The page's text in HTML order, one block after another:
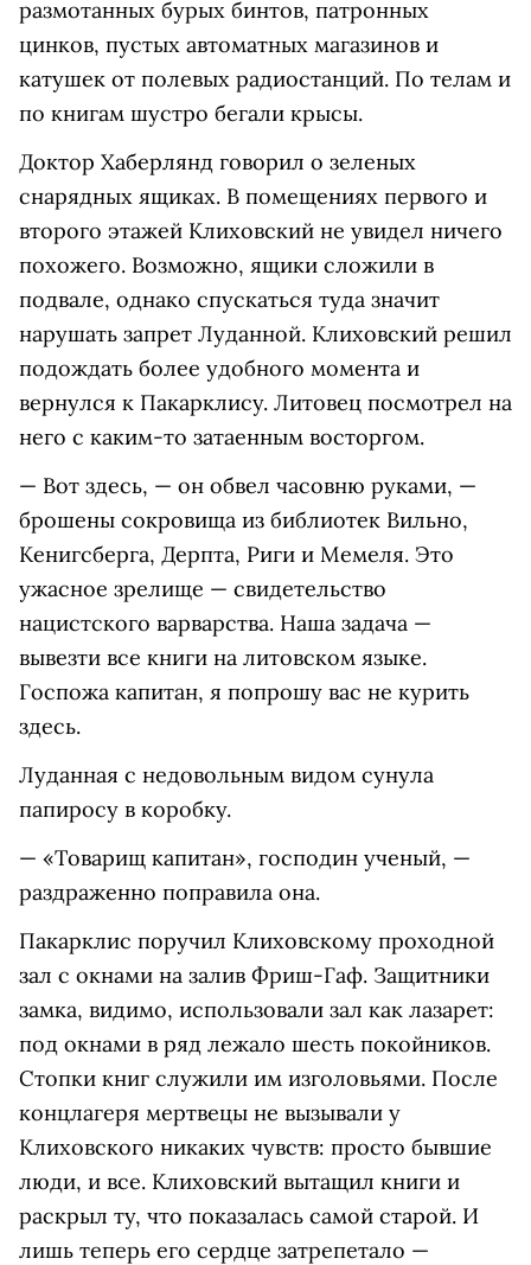
размотанных бурых бинтов, патронных
цинков, пустых автоматных магазинов и
катушек от полевых радиостанций. По телам и
по книгам шустро бегали крысы.
Доктор Хаберлянд говорил о зеленых
снарядных ящиках. В помещениях первого и
второго этажей Клиховский не увидел ничего
похожего. Возможно, ящики сложили в
подвале, однако спускаться туда значит
нарушать запрет Луданной. Клиховский решил
подождать более удобного момента и
вернулся к Пакарклису. Литовец посмотрел на
него с каким-то затаенным восторгом.
— Вот здесь, — он обвел часовню руками, —
брошены сокровища из библиотек Вильно,
Кенигсберга, Дерпта, Риги и Мемеля. Это
ужасное зрелище — свидетельство
нацистского варварства. Наша задача —
вывезти все книги на литовском языке.
Госпожа капитан, я попрошу вас не курить
здесь.
Луданная с недовольным видом сунула
папиросу в коробку.
— «Товарищ капитан», господин ученый, —
раздраженно поправила она.
Пакарклис поручил Клиховскому проходной
зал с окнами на залив Фриш-Гаф. Защитники
замка, видимо, использовали зал как лазарет:
под окнами в ряд лежало шесть покойников.
Стопки книг служили им изголовьями. После
концлагеря мертвецы не вызывали у
Клиховского никаких чувств: просто бывшие
люди, и все. Клиховский вытащил книги и
раскрыл ту, что показалась самой старой. И
лишь теперь его сердце затрепетало —